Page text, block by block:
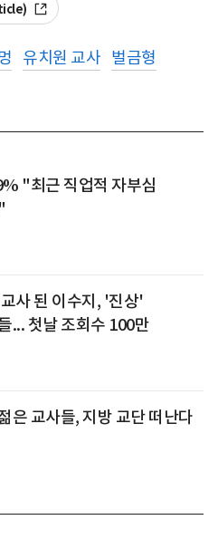
유치원 교사 벌금형
"최근 직업적 자부심
사 된 이수지, '진상'
... 첫날 조회수 100만
은 교사들, 지방 교단 떠난다